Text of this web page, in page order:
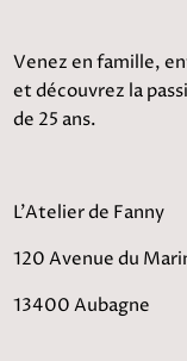
Venez en famille,
et découvrez la
de 25 ans.
L’Atelier de Fanny
120 Avenue du
13400 Aubagne